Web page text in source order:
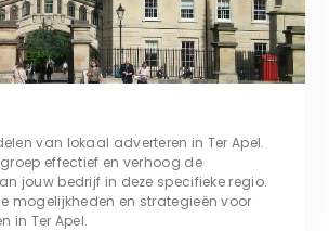
van lokaal adverteren in Ter Apel.
effectief en verhoog de
jouw bedrijf in deze specifieke regio.
mogelijkheden en strategieën voor
in Ter Apel.